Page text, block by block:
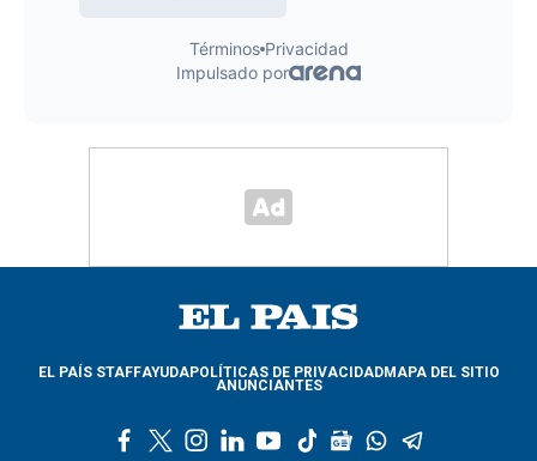
EL PAÍS STAFFAYUDAPOLÍTICAS DE PRIVACIDADMAPA DEL SITIO
ANUNCIANTES
l
y
t
g
w